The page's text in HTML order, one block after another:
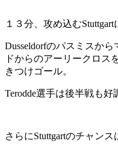
１３分、攻め込むStuttgart
Dusseldorfのパスミスから
ドからのアーリークロス
きつけゴール。
Terodde選手は後半戦も好
さらにStuttgartのチャンス